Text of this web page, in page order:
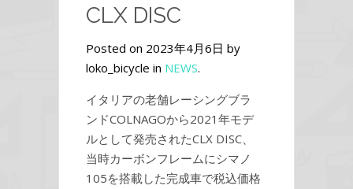
CLX DISC
Posted on 2023年4月6日 by
loko_bicycle in NEWS.
イタリアの老舗レーシングブラ
ンドCOLNAGOから2021年モデ
ルとして発売されたCLX DISC、
当時カーボンフレームにシマノ
105を搭載した完成車で税込価格